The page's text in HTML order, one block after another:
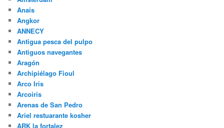
Anais
Angkor
ANNECY
Antigua pesca del pulpo
Antiguos navegantes
Aragón
Archipiélago Fioul
Arco Iris
Arcoiris
Arenas de San Pedro
Ariel restuarante kosher
ARK la fortalez